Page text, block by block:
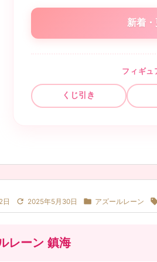
新着
フィギュ
くじ引き
日  2025年5月30日  アズールレーン
レーン 鎮海